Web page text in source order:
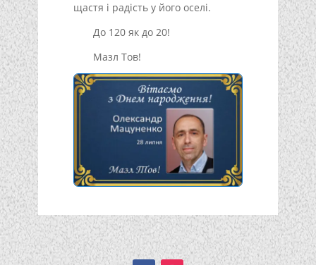
щастя і радість у його оселі.
До 120 як до 20!
Мазл Тов!
Подписывайтесь!